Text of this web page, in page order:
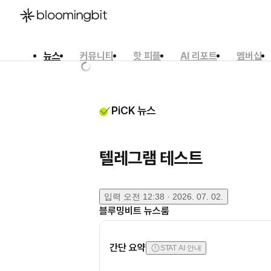
뉴스 커뮤니티 핫 피플 AI 리포트 멤버십
PiCK 뉴스
텔레그램 테스트
입력 오전 12:38 · 2026. 07. 02.
블루밍비트 뉴스룸
간단 요약 STAT AI 안내